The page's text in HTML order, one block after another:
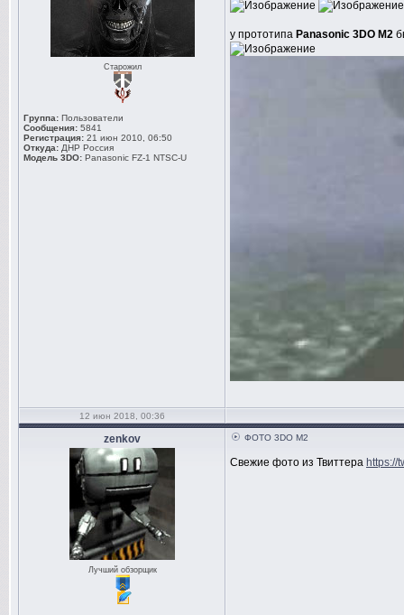
Старожил
Группа: Пользователи
Сообщения: 5841
Регистрация: 21 июн 2010, 06:50
Откуда: ДНР Россия
Модель 3DO: Panasonic FZ-1 NTSC-U
у прототипа Panasonic 3DO M2
12 июн 2018, 00:36
zenkov
Лучший обзорщик
ФОТО 3DO M2
Свежие фото из Твиттера https://